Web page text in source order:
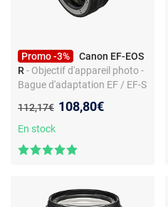
Promo -3%
Canon EF-EOS
R - Objectif d'appareil photo -
Bague d'adaptation EF / EF-S
Ancien prix :
112,17€ Nouveau prix :
108,80€
En stock